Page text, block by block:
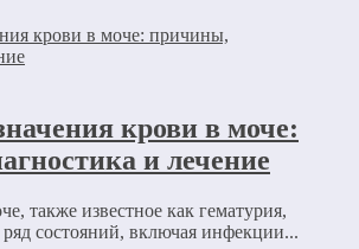
крови в моче:
и лечение
также известное как гематурия,
состояний, включая инфекции...